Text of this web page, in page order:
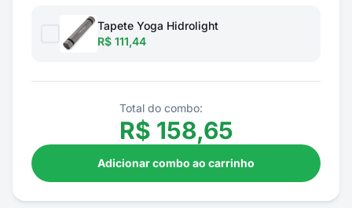
Tapete Yoga Hidrolight
R$ 111,44
Total do combo:
R$ 158,65
Adicionar combo ao carrinho